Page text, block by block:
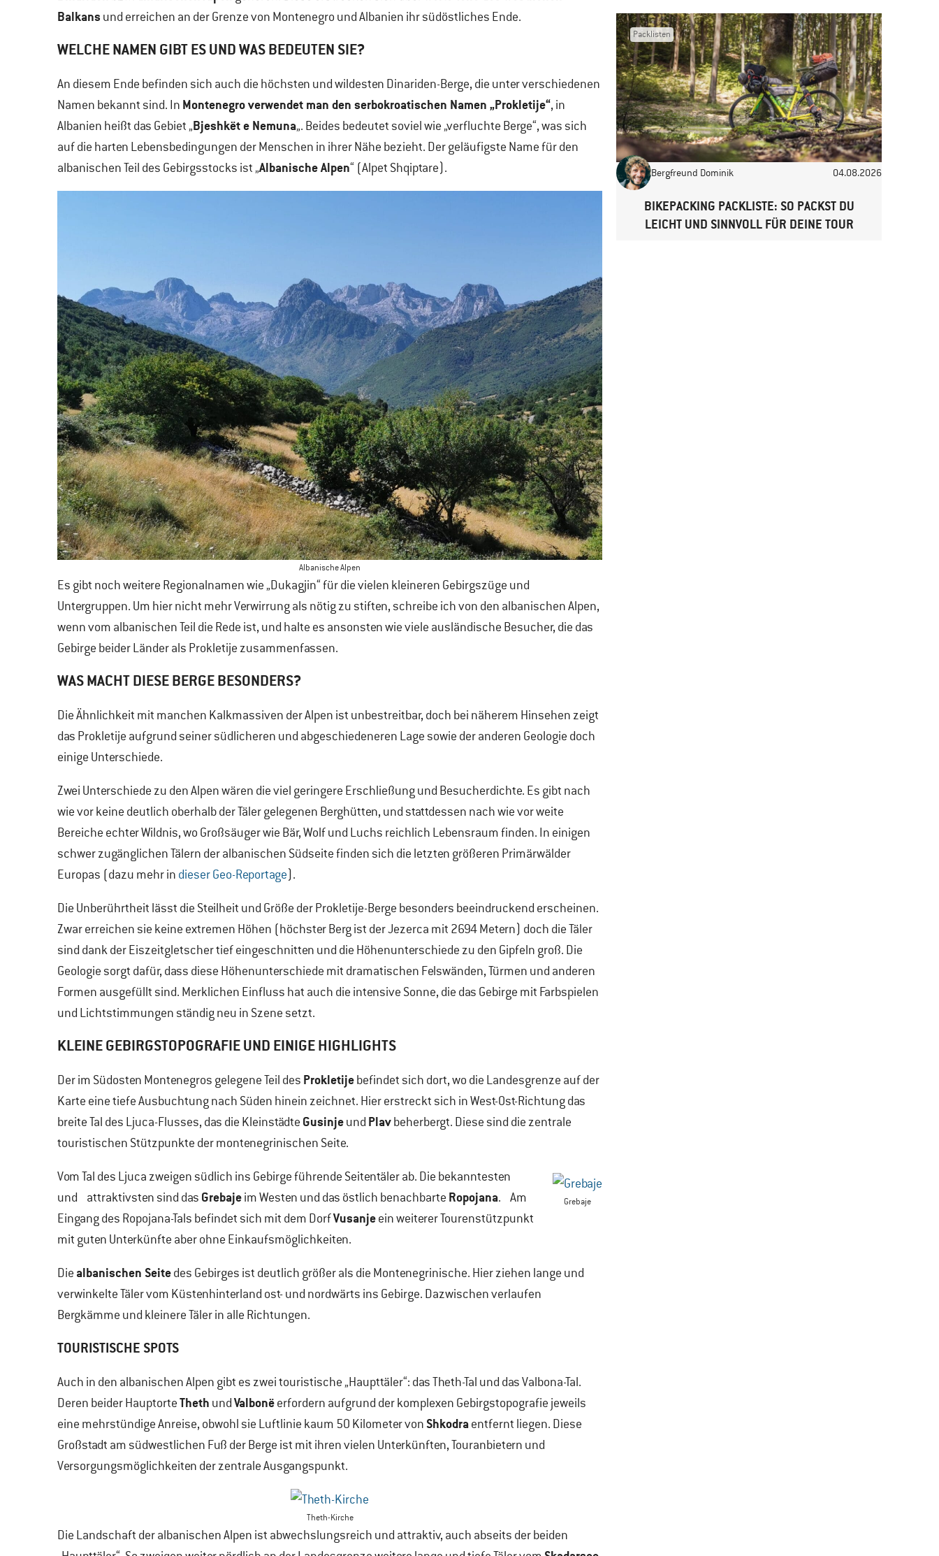
Balkans und erreichen an der Grenze von Montenegro und Albanien ihr südöstliches Ende.
WELCHE NAMEN GIBT ES UND WAS BEDEUTEN SIE?
An diesem Ende befinden sich auch die höchsten und wildesten Dinariden-Berge, die unter verschiedenen
Namen bekannt sind. In Montenegro verwendet man den serbokroatischen Namen „Prokletije“, in
Albanien heißt das Gebiet „Bjeshkët e Nemuna„. Beides bedeutet soviel wie „verfluchte Berge“, was sich
auf die harten Lebensbedingungen der Menschen in ihrer Nähe bezieht. Der geläufigste Name für den
albanischen Teil des Gebirgsstocks ist „Albanische Alpen“ (Alpet Shqiptare).
Albanische Alpen
Es gibt noch weitere Regionalnamen wie „Dukagjin“ für die vielen kleineren Gebirgszüge und
Untergruppen. Um hier nicht mehr Verwirrung als nötig zu stiften, schreibe ich von den albanischen Alpen,
wenn vom albanischen Teil die Rede ist, und halte es ansonsten wie viele ausländische Besucher, die das
Gebirge beider Länder als Prokletije zusammenfassen.
WAS MACHT DIESE BERGE BESONDERS?
Die Ähnlichkeit mit manchen Kalkmassiven der Alpen ist unbestreitbar, doch bei näherem Hinsehen zeigt
das Prokletije aufgrund seiner südlicheren und abgeschiedeneren Lage sowie der anderen Geologie doch
einige Unterschiede.
Zwei Unterschiede zu den Alpen wären die viel geringere Erschließung und Besucherdichte. Es gibt nach
wie vor keine deutlich oberhalb der Täler gelegenen Berghütten, und stattdessen nach wie vor weite
Bereiche echter Wildnis, wo Großsäuger wie Bär, Wolf und Luchs reichlich Lebensraum finden. In einigen
schwer zugänglichen Tälern der albanischen Südseite finden sich die letzten größeren Primärwälder
Europas (dazu mehr in dieser Geo-Reportage).
Die Unberührtheit lässt die Steilheit und Größe der Prokletije-Berge besonders beeindruckend erscheinen.
Zwar erreichen sie keine extremen Höhen (höchster Berg ist der Jezerca mit 2694 Metern) doch die Täler
sind dank der Eiszeitgletscher tief eingeschnitten und die Höhenunterschiede zu den Gipfeln groß. Die
Geologie sorgt dafür, dass diese Höhenunterschiede mit dramatischen Felswänden, Türmen und anderen
Formen ausgefüllt sind. Merklichen Einfluss hat auch die intensive Sonne, die das Gebirge mit Farbspielen
und Lichtstimmungen ständig neu in Szene setzt.
KLEINE GEBIRGSTOPOGRAFIE UND EINIGE HIGHLIGHTS
Der im Südosten Montenegros gelegene Teil des Prokletijebefindet sich dort, wo die Landesgrenze auf der
Karte eine tiefe Ausbuchtung nach Süden hinein zeichnet. Hier erstreckt sich in West-Ost-Richtung das
breite Tal des Ljuca-Flusses, das die Kleinstädte Gusinjeund Plavbeherbergt. Diese sind die zentrale
touristischen Stützpunkte der montenegrinischen Seite.
Grebaje
Vom Tal des Ljuca zweigen südlich ins Gebirge führende Seitentäler ab. Die bekanntesten
und attraktivsten sind das Grebajeim Westen und das östlich benachbarte Ropojana. Am
Eingang des Ropojana-Tals befindet sich mit dem DorfVusanjeein weiterer Tourenstützpunkt
mit guten Unterkünfte aber ohne Einkaufsmöglichkeiten.
Die albanischen Seitedes Gebirges ist deutlich größer als die Montenegrinische. Hier ziehen lange und
verwinkelte Täler vom Küstenhinterland ost- und nordwärts ins Gebirge. Dazwischen verlaufen
Bergkämme und kleinere Täler in alle Richtungen.
TOURISTISCHE SPOTS
Auch in den albanischen Alpen gibt es zwei touristische „Haupttäler“: das Theth-Tal und das Valbona-Tal.
Deren beider HauptorteTheth undValbonëerfordern aufgrund der komplexen Gebirgstopografie jeweils
eine mehrstündige Anreise, obwohl sie Luftlinie kaum 50 Kilometer vonShkodraentfernt liegen. Diese
Großstadt am südwestlichen Fuß der Berge ist mit ihren vielen Unterkünften, Touranbietern und
Versorgungsmöglichkeiten der zentrale Ausgangspunkt.
Theth-Kirche
Die Landschaft der albanischen Alpen ist abwechslungsreich und attraktiv, auch abseits der beiden
Packlisten
Bergfreund Dominik 04.08.2026
BIKEPACKING PACKLISTE: SO PACKST DU
LEICHT UND SINNVOLL FÜR DEINE TOUR